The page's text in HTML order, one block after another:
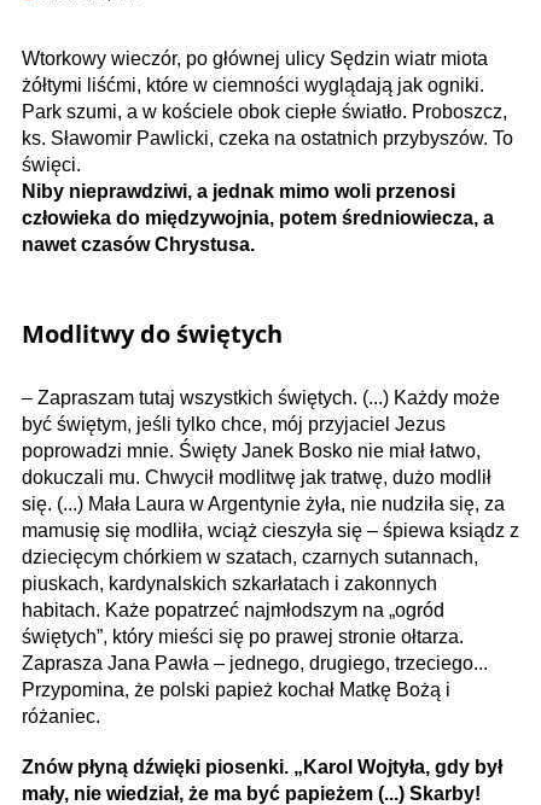
Wtorkowy wieczór, po głównej ulicy Sędzin wiatr miota
żółtymi liśćmi, które w ciemności wyglądają jak ogniki.
Park szumi, a w kościele obok ciepłe światło. Proboszcz,
ks. Sławomir Pawlicki, czeka na ostatnich przybyszów. To
święci.
Niby nieprawdziwi, a jednak mimo woli przenosi
człowieka do międzywojnia, potem średniowiecza, a
nawet czasów Chrystusa.
Modlitwy do świętych
– Zapraszam tutaj wszystkich świętych. (...) Każdy może
być świętym, jeśli tylko chce, mój przyjaciel Jezus
poprowadzi mnie. Święty Janek Bosko nie miał łatwo,
dokuczali mu. Chwycił modlitwę jak tratwę, dużo modlił
się. (...) Mała Laura w Argentynie żyła, nie nudziła się, za
mamusię się modliła, wciąż cieszyła się – śpiewa ksiądz z
dziecięcym chórkiem w szatach, czarnych sutannach,
piuskach, kardynalskich szkarłatach i zakonnych
habitach. Każe popatrzeć najmłodszym na „ogród
świętych”, który mieści się po prawej stronie ołtarza.
Zaprasza Jana Pawła – jednego, drugiego, trzeciego...
Przypomina, że polski papież kochał Matkę Bożą i
różaniec.
Znów płyną dźwięki piosenki. „Karol Wojtyła, gdy był
mały, nie wiedział, że ma być papieżem (...) Skarby!